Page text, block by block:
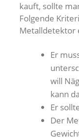
kauft, sollte
Folgende
Metalldetektor
Er
will
kann
Er
Der